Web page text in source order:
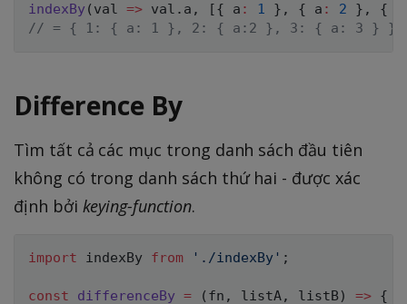
indexBy ( val => val . a , [{ a : 1 } , { a : 2 } , {
// = { 1: { a: 1 }, 2: { a:2 }, 3: { a: 3 } }
Difference By
Tìm tất cả các mục trong danh sách đầu tiên
không có trong danh sách thứ hai - được xác
định bởi keying-function.
import indexBy from './indexBy' ;
const differenceBy = ( fn , listA, listB) => {